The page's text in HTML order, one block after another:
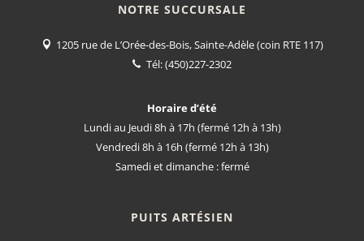
NOTRE SUCCURSALE
1205 rue de L’Orée-des-Bois, Sainte-Adèle (coin RTE 117)
Tél:(450)227-2302
Horaire d’été
Lundi au Jeudi 8h à 17h (fermé 12h à 13h)
Vendredi 8h à 16h (fermé 12h à 13h)
Samedi et dimanche : fermé
PUITS ARTÉSIEN